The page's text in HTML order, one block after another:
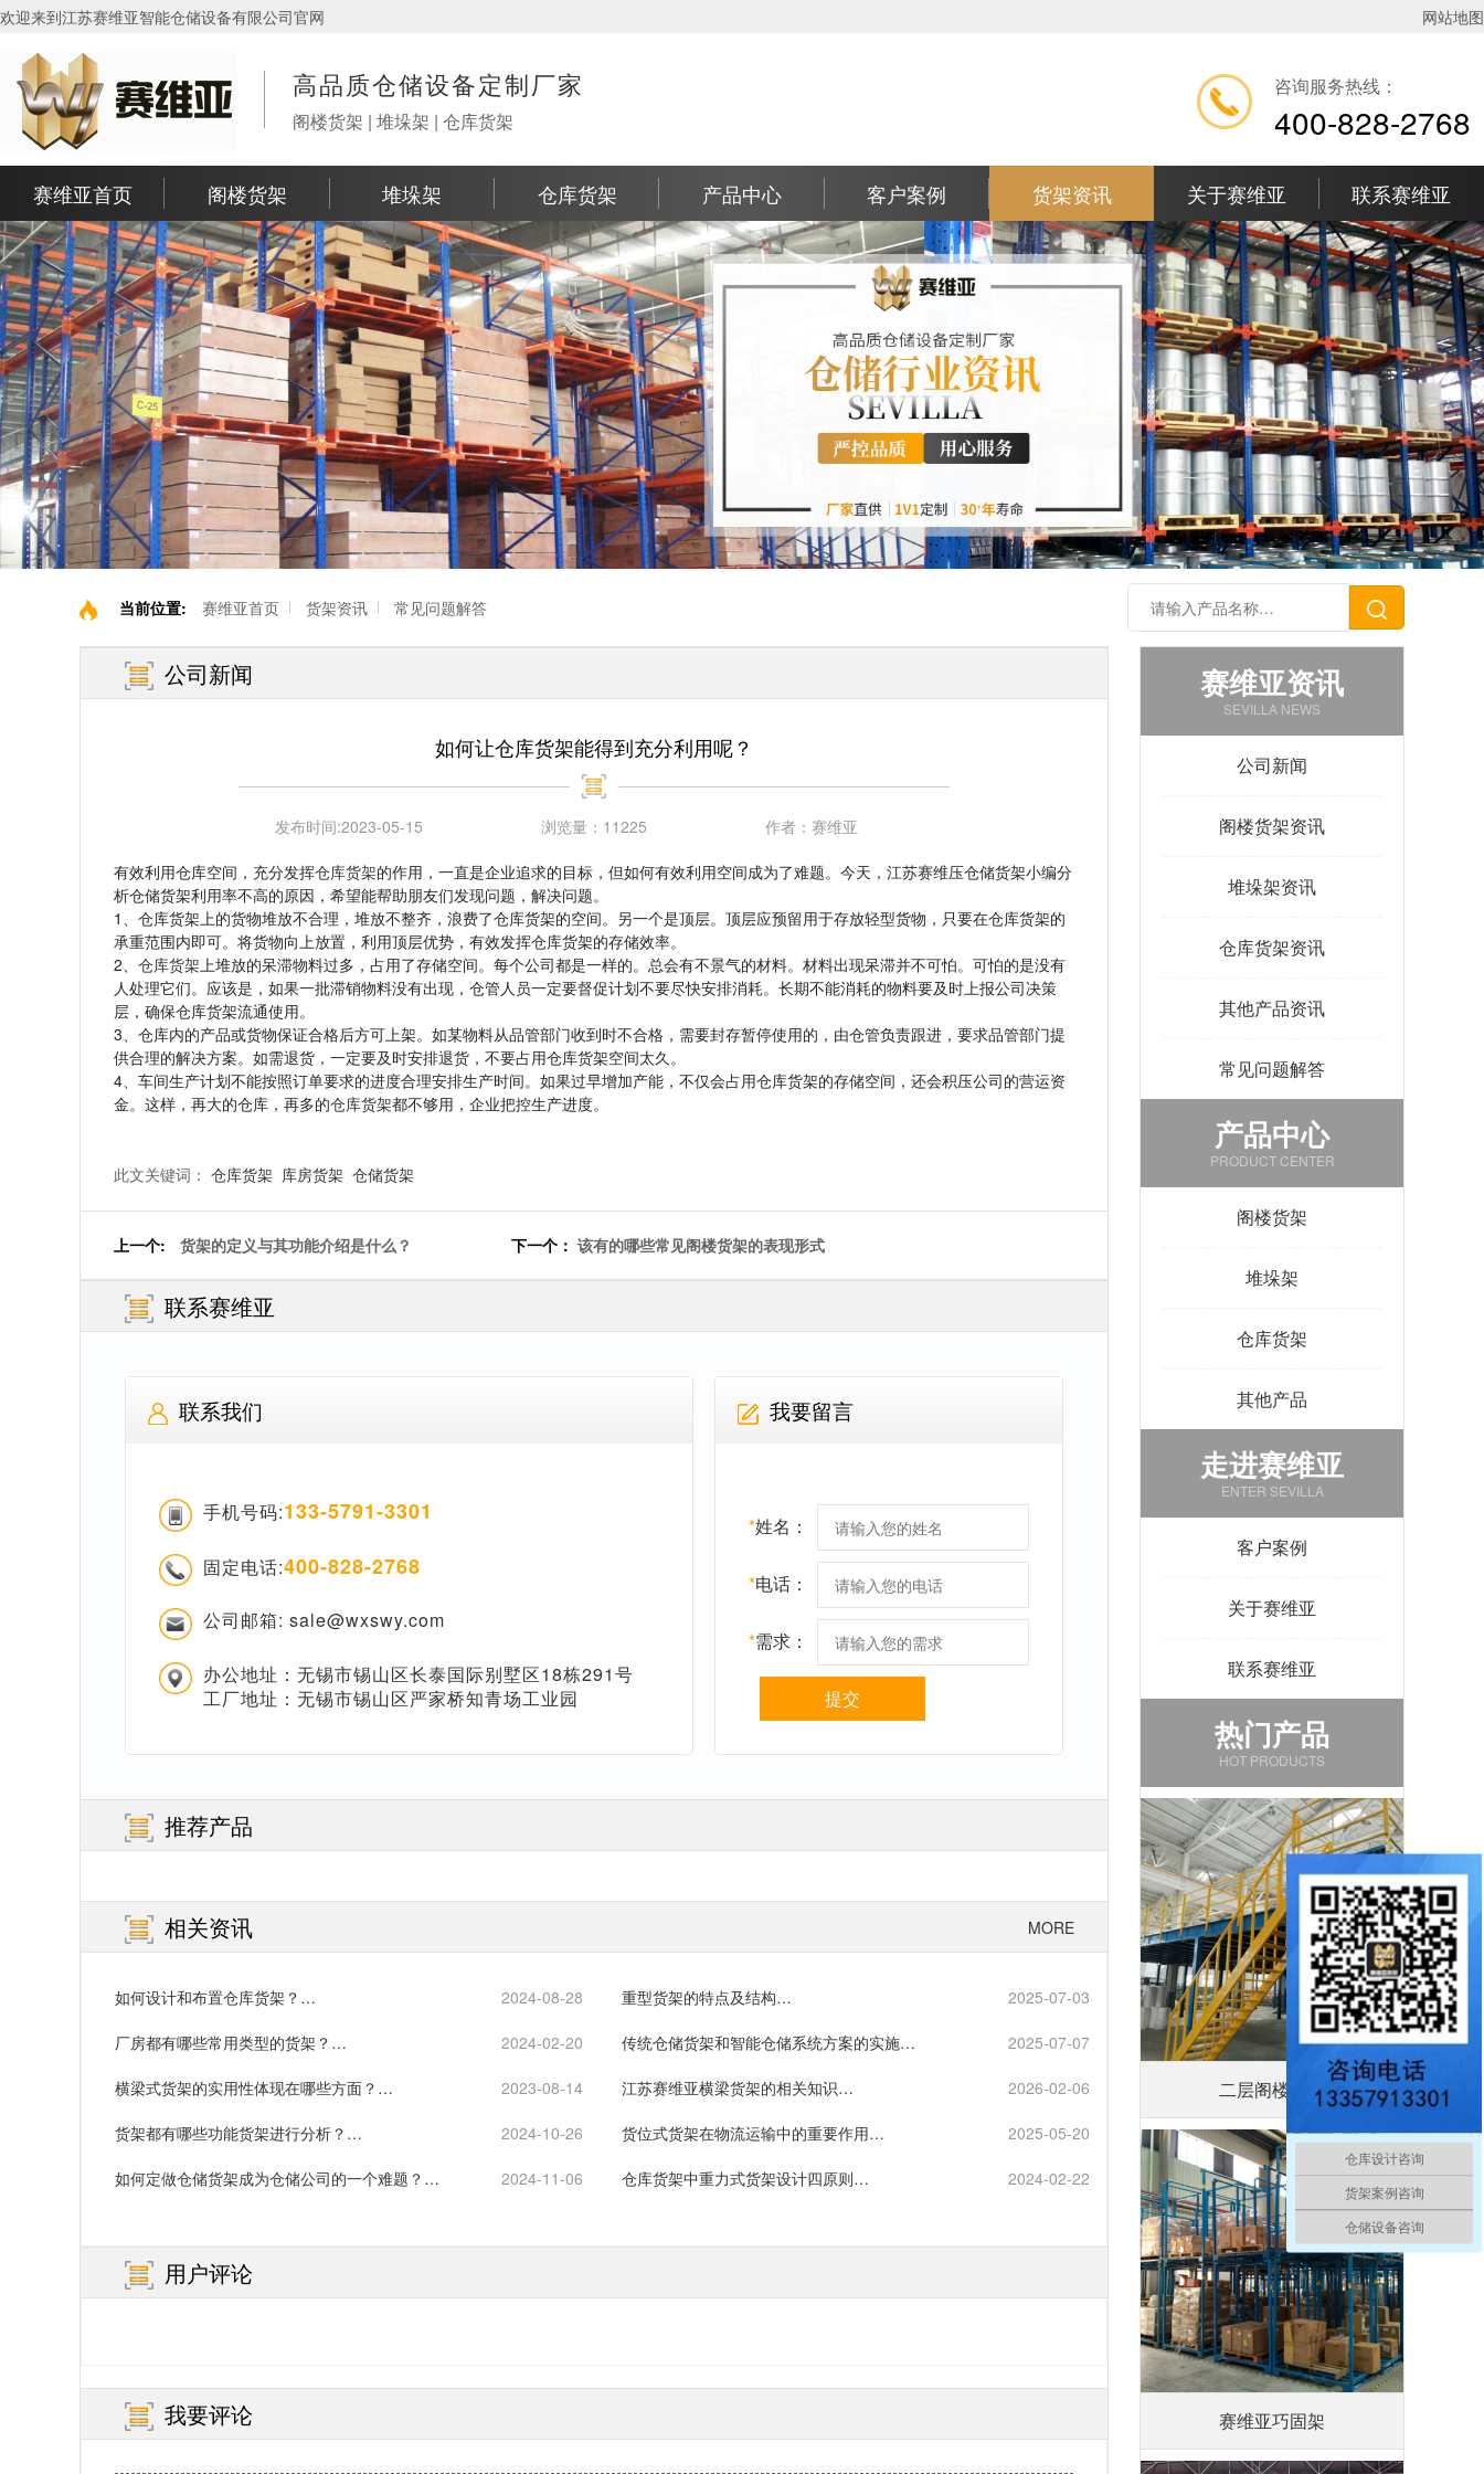
欢迎来到江苏赛维亚智能仓储设备有限公司官网 网站地图
高品质仓储设备定制厂家
阁楼货架 | 堆垛架 | 仓库货架
咨询服务热线：
400-828-2768
赛维亚首页 阁楼货架 堆垛架 仓库货架 产品中心 客户案例 货架资讯 关于赛维亚 联系赛维亚
当前位置: 赛维亚首页 货架资讯 常见问题解答
公司新闻
如何让仓库货架能得到充分利用呢？
发布时间:2023-05-15 浏览量： 11225 作者： 赛维亚
有效利用仓库空间，充分发挥仓库货架的作用，一直是企业追求的目标，但如何有效利用空间成为了难题。今天，江苏赛维压仓储货架小编分
析仓储货架利用率不高的原因，希望能帮助朋友们发现问题，解决问题。
1、仓库货架上的货物堆放不合理，堆放不整齐，浪费了仓库货架的空间。另一个是顶层。顶层应预留用于存放轻型货物，只要在仓库货架的
承重范围内即可。将货物向上放置，利用顶层优势，有效发挥仓库货架的存储效率。
2、 仓库货架上堆放的呆滞物料过多，占用了存储空间。每个公司都是一样的。总会有不景气的材料。材料出现呆滞并不可怕。可怕的是没有
人处理它们。应该是，如果一批滞销物料没有出现，仓管人员一定要督促计划不要尽快安排消耗。长期不能消耗的物料要及时上报公司决策
层，确保仓库货架流通使用。
3、仓库内的产品或货物保证合格后方可上架。如某物料从品管部门收到时不合格，需要封存暂停使用的，由仓管负责跟进，要求品管部门提
供合理的解决方案。如需退货，一定要及时安排退货，不要占用仓库货架空间太久。
4、车间生产计划不能按照订单要求的进度合理安排生产时间。如果过早增加产能，不仅会占用仓库货架的存储空间，还会积压公司的营运资
金。这样，再大的仓库，再多的仓库货架都不够用，企业把控生产进度。
此文关键词： 仓库货架 库房货架 仓储货架
上一个: 货架的定义与其功能介绍是什么？ 下一个： 该有的哪些常见阁楼货架的表现形式
联系赛维亚
联系我们
手机号码:133-5791-3301
固定电话:400-828-2768
公司邮箱: sale@wxswy.com
办公地址：无锡市锡山区长泰国际别墅区18栋291号
工厂地址：无锡市锡山区严家桥知青场工业园
我要留言
*姓名：
*电话：
*需求：
提交
推荐产品
相关资讯 MORE
如何设计和布置仓库货架？… 2024-08-28 重型货架的特点及结构… 2025-07-03
厂房都有哪些常用类型的货架？… 2024-02-20 传统仓储货架和智能仓储系统方案的实施… 2025-07-07
横梁式货架的实用性体现在哪些方面？… 2023-08-14 江苏赛维亚横梁货架的相关知识… 2026-02-06
货架都有哪些功能货架进行分析？… 2024-10-26 货位式货架在物流运输中的重要作用… 2025-05-20
如何定做仓储货架成为仓储公司的一个难题？… 2024-11-06 仓库货架中重力式货架设计四原则… 2024-02-22
用户评论
我要评论
赛维亚资讯
SEVILLA NEWS
公司新闻
阁楼货架资讯
堆垛架资讯
仓库货架资讯
其他产品资讯
常见问题解答
产品中心
PRODUCT CENTER
阁楼货架
堆垛架
仓库货架
其他产品
走进赛维亚
ENTER SEVILLA
客户案例
关于赛维亚
联系赛维亚
热门产品
HOT PRODUCTS
二层阁楼平台
赛维亚巧固架
仓库设计咨询
货架案例咨询
仓储设备咨询